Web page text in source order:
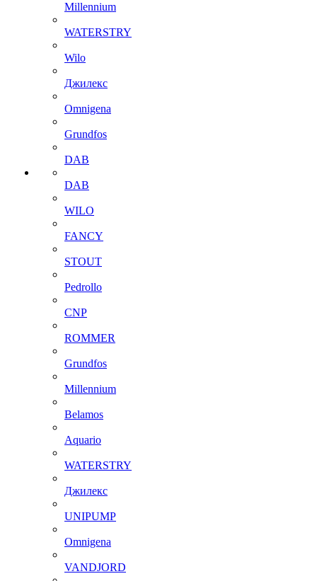
Millennium
WATERSTRY
Wilo
Джилекс
Omnigena
Grundfos
DAB
DAB
WILO
FANCY
STOUT
Pedrollo
CNP
ROMMER
Grundfos
Millennium
Belamos
Aquario
WATERSTRY
Джилекс
UNIPUMP
Omnigena
VANDJORD